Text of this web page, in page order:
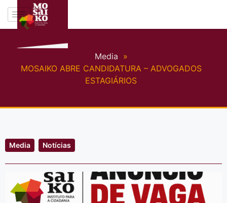
Media »
MOSAIKO ABRE CANDIDATURA – ADVOGADOS
ESTAGIÁRIOS
Media Notícias